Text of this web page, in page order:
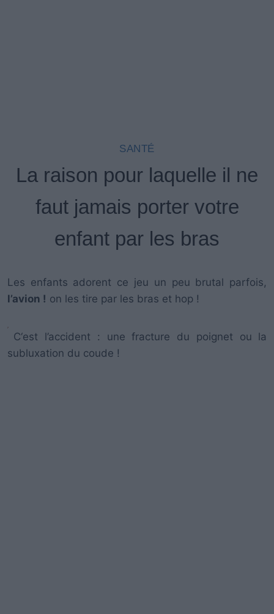
SANTÉ
La raison pour laquelle il ne
faut jamais porter votre
enfant par les bras
Les enfants adorent ce jeu un peu brutal parfois,
l’avion ! on les tire par les bras et hop !
C‘est l’accident : une fracture du poignet ou la
subluxation du coude !